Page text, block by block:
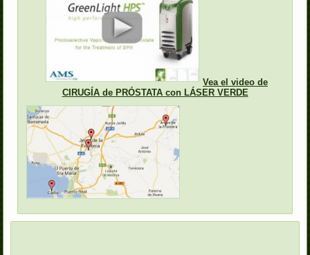
Vea el video de
CIRUGÍA de PRÓSTATA con LÁSER VERDE